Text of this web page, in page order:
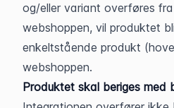
og/eller variant overføres
webshoppen, vil produktet
enkeltstående produkt
webshoppen.
Produktet skal beriges med